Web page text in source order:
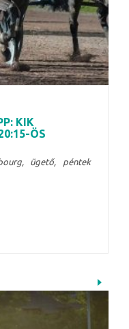
KIK
ÖS
ügető, péntek